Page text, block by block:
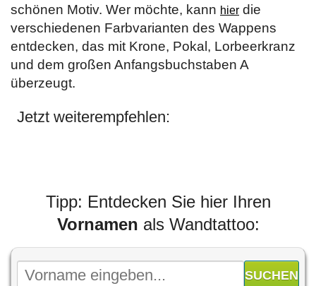
schönen Motiv. Wer möchte, kann hier die
verschiedenen Farbvarianten des Wappens
entdecken, das mit Krone, Pokal, Lorbeerkranz
und dem großen Anfangsbuchstaben A
überzeugt.
Jetzt weiterempfehlen:
Tipp: Entdecken Sie hier Ihren
Vornamen als Wandtattoo: